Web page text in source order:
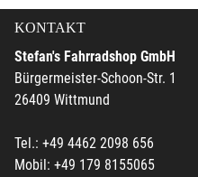
KONTAKT
Stefan's Fahrradshop GmbH
Bürgermeister-Schoon-Str. 1
26409 Wittmund
Tel.: +49 4462 2098 656
Mobil: +49 179 8155065